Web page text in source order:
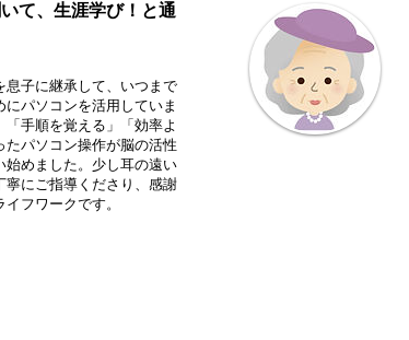
て、生涯学び！と通
息子に継承して、いつまで
にパソコンを活用していま
手順を覚える」「効率よ
たパソコン操作が脳の活性
始めました。少し耳の遠い
寧にご指導くださり、感謝
フワークです。